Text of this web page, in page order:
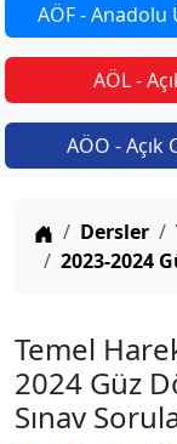
AÖF - Anadolu
AÖL -
AÖO - Açık
Anasayfa
Dersler
2023-2024
Temel
2024 Güz
Sınav